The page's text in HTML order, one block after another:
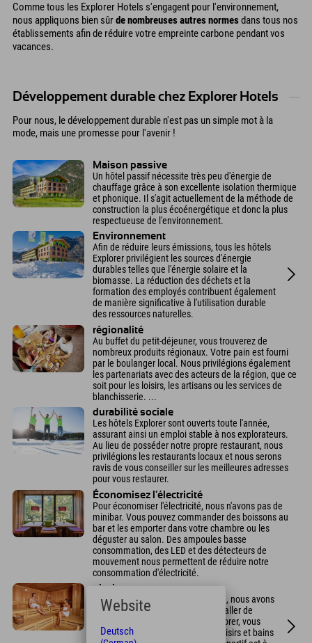
Comme tous les Explorer Hotels s'engagent pour l'environnement,
nous appliquons bien sûrde nombreuses autres normesdans tous nos
établissements afin de réduire votre empreinte carbone pendant vos
vacances.
Développement durable chez Explorer Hotels
Pour nous, le développement durable n'est pas un simple mot à la
mode, mais une promesse pour l'avenir !
Maison passive
Un hôtel passif nécessite très peu d'énergie de
chauffage grâce à son excellente isolation thermique
et phonique. Il s'agit actuellement de la méthode de
construction la plus écoénergétique et donc la plus
respectueuse de l'environnement.
Environnement
Afin de réduire leurs émissions, tous les hôtels
Explorer privilégient les sources d'énergie
durables telles que l'énergie solaire et la
biomasse. La réduction des déchets et la
formation des employés contribuent également
de manière significative à l'utilisation durable
des ressources naturelles.
régionalité
Au buffet du petit-déjeuner, vous trouverez de
nombreux produits régionaux. Votre pain est fourni
par le boulanger local. Nous privilégions également
les partenariats avec des acteurs de la région, que ce
soit pour les loisirs, les artisans ou les services de
blanchisserie. ...
durabilité sociale
Les hôtels Explorer sont ouverts toute l'année,
assurant ainsi un emploi stable à nos explorateurs.
Au lieu de posséder notre propre restaurant, nous
privilégions les restaurants locaux et nous serons
ravis de vous conseiller sur les meilleures adresses
pour vous restaurer.
Économisez l'électricité
Pour économiser l'électricité, nous n'avons pas de
minibar. Vous pouvez commander des boissons au
bar et les emporter dans votre chambre ou les
déguster au salon. Des ampoules basse
consommation, des LED et des détecteurs de
mouvement nous permettent de réduire notre
consommation d'électricité.
piscine
Afin d'économiser l'énergie et l'eau, nous avons
délibérément choisi de ne pas installer de
piscine. Autour de votre hôtel Explorer, vous
trouverez divers lacs, bassins de loisirs et bains
Website
Deutsch